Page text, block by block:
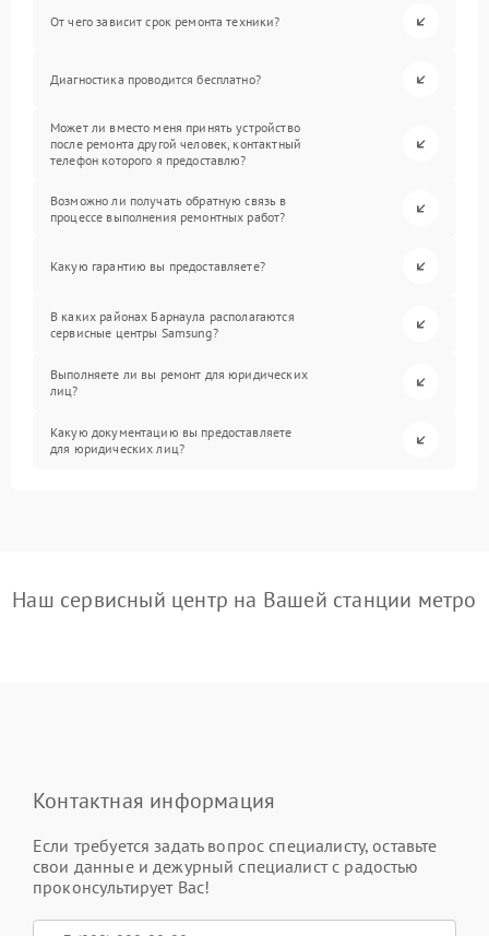
От чего зависит срок ремонта техники?
Диагностика проводится бесплатно?
Может ли вместо меня принять устройство
после ремонта другой человек, контактный
телефон которого я предоставлю?
Возможно ли получать обратную связь в
процессе выполнения ремонтных работ?
Какую гарантию вы предоставляете?
В каких районах Барнаула располагаются
сервисные центры Samsung?
Выполняете ли вы ремонт для юридических
лиц?
Какую документацию вы предоставляете
для юридических лиц?
Наш сервисный центр на Вашей станции метро
Контактная информация
Если требуется задать вопрос специалисту, оставьте
свои данные и дежурный специалист с радостью
проконсультирует Вас!